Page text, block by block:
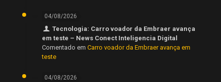
04/08/2026
Tecnologia: Carro voador da Embraer avança
em teste – News Conect Inteligencia Digital
Comentado em Carro voador da Embraer avança em
teste
04/08/2026